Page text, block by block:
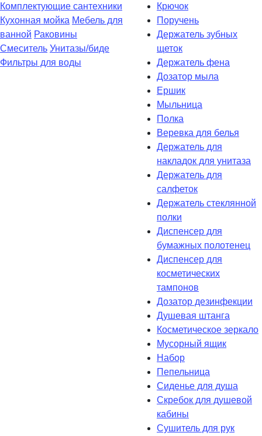
Комплектующие сантехники
Кухонная мойка Мебель для
ванной Раковины
Смеситель Унитазы/биде
Фильтры для воды
Крючок
Поручень
Держатель зубных
щеток
Держатель фена
Дозатор мыла
Eршик
Мыльница
Полка
Веревка для белья
Держатель для
накладок для унитаза
Держатель для
салфеток
Держатель стеклянной
полки
Диспенсер для
бумажных полотенец
Диспенсер для
косметических
тампонов
Дозатор дезинфекции
Душевая штанга
Косметическое зеркало
Мусорный ящик
Набор
Пепельница
Сиденье для душа
Скребок для душевой
кабины
Сушитель для рук